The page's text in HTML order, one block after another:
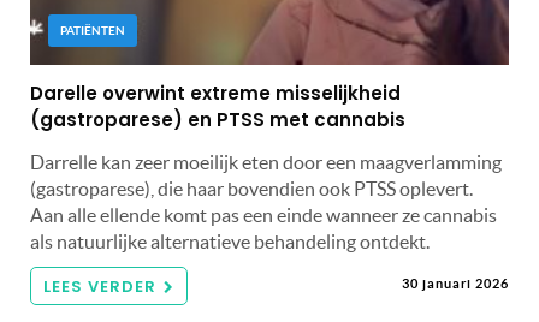
PATIËNTEN
Darelle overwint extreme misselijkheid
(gastroparese) en PTSS met cannabis
Darrelle kan zeer moeilijk eten door een maagverlamming
(gastroparese), die haar bovendien ook PTSS oplevert.
Aan alle ellende komt pas een einde wanneer ze cannabis
als natuurlijke alternatieve behandeling ontdekt.
LEES VERDER 30 januari 2026